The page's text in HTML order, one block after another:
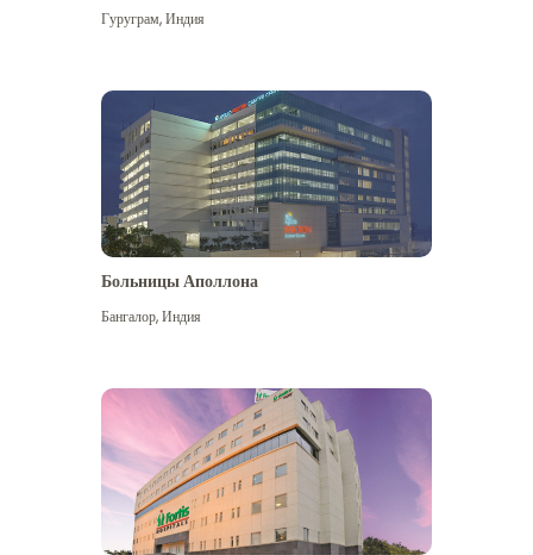
Посмотреть больше
Гуруграм,Индия
Больницы Аполлона
Бангалор,Индия